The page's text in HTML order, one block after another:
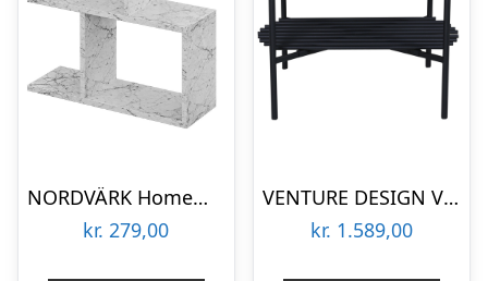
NORDVÄRK Homemania sofabord, m. hylder – Carrara marmorlook melamin (60×20)
kr. 279,00
VENTURE DESIGN Von Staf sofabord, m. hylde – sort glas og sort stål (Ø80)
kr. 1.589,00